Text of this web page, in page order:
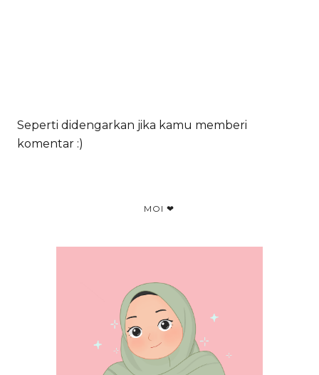
Seperti didengarkan jika kamu memberi
komentar :)
MOI ❤